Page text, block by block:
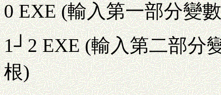
0 EXE (輸入第一部分變
1┘2 EXE (輸入第二部分
根)